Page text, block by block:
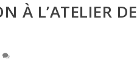
À L’ATELIER DE